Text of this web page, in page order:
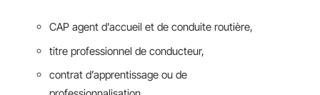
CAP agent d’accueil et de conduite routière,
titre professionnel de conducteur,
contrat d’apprentissage ou de